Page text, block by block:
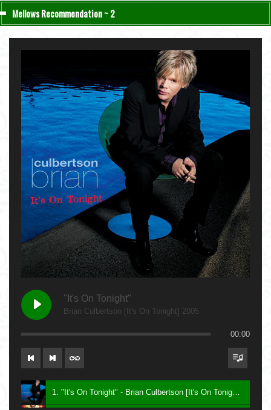
Mellows Recommendation ~ 2
"It's On Tonight"
Brian Culbertson [It's On Tonight] 2005
00:00
1. "It's On Tonight" - Brian Culbertson [It's On Tonight] 2005